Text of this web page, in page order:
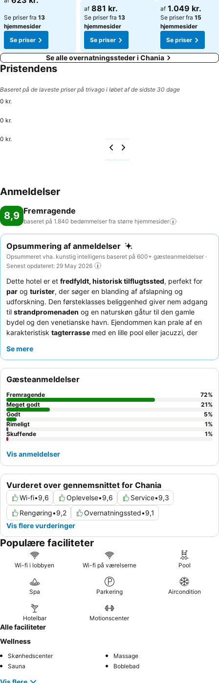
Se priser fra 13
hjemmesider
Se priser
af 881 kr.
Se priser fra 13
hjemmesider
Se priser
af 1.049 kr.
Se priser fra 15
hjemmesider
Se priser
Se alle overnatningssteder i Chania
Pristendens
Baseret på de laveste priser på trivago i løbet af de sidste 30 dage
0 kr.
0 kr.
0 kr.
Anmeldelser
8,9 Fremragende
baseret på 1.840 bedømmelser fra større hjemmesider
Opsummering af anmeldelser
Opsummeret vha. kunstig intelligens baseret på 600+ gæsteanmeldelser ·
Senest opdateret: 29 May 2026
Dette hotel er et fredfyldt, historisk tilflugtssted, perfekt for
par og turister, der søger en blanding af afslapning og
udforskning. Den førsteklasses beliggenhed giver nem adgang
til strandpromenaden og en naturskøn gåtur til den gamle
bydel og den venetianske havn. Ejendommen kan prale af en
karakteristisk tagterrasse med en lille pool eller jacuzzi, der
detusædvanligt hjælpsomme og opmærksomme personale
kan du overveje at anmode om et værelse med udsigt til den
fredfyldte forhave
Se mere
Vurderet over gennemsnittet for Chania
Wi-fi•9,6 Oplevelse•9,6 Service•9,3
Rengøring•9,2 Overnatningssted•9,1
Vis flere vurderinger
Gæsteanmeldelser
Fremragende 72%
Meget godt
21%
Godt
5%
Rimeligt
1%
Skuffende
1%
Vis anmeldelser
Populære faciliteter
Wi-fi i lobbyen Wi-fi på værelserne Pool
Spa Parkering Aircondition
Hotelbar Motionscenter
Alle faciliteter
Wellness
Skønhedscenter
Massage
Sauna
Boblebad